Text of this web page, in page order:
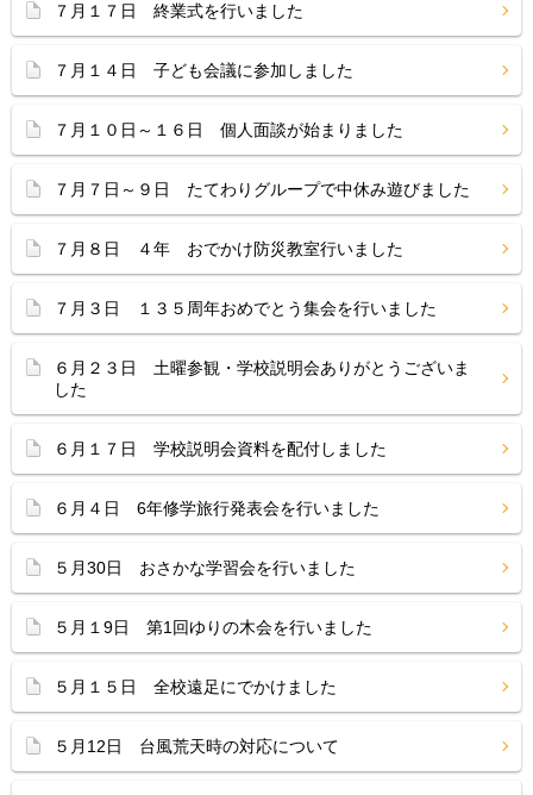
７月１７日 終業式を行いました
７月１４日 子ども会議に参加しました
７月１０日～１６日 個人面談が始まりました
７月７日～９日 たてわりグループで中休み遊びました
７月８日 ４年 おでかけ防災教室行いました
７月３日 １３５周年おめでとう集会を行いました
６月２３日 土曜参観・学校説明会ありがとうございま
した
６月１７日 学校説明会資料を配付しました
６月４日 6年修学旅行発表会を行いました
５月30日 おさかな学習会を行いました
５月１9日 第1回ゆりの木会を行いました
５月１５日 全校遠足にでかけました
５月12日 台風荒天時の対応について